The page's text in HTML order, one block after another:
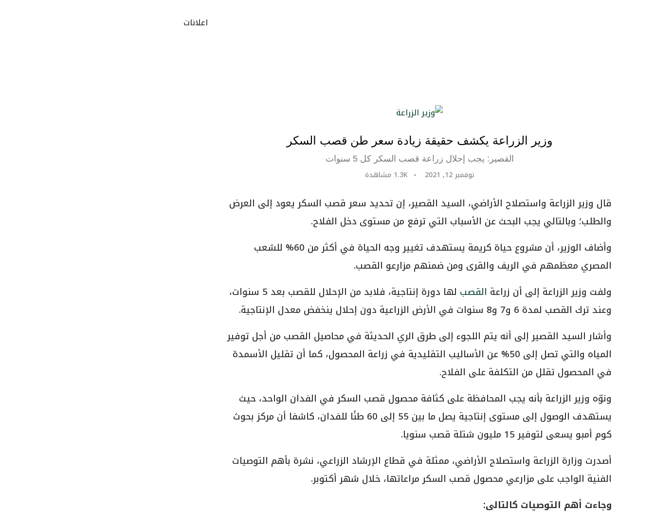
وزير الزراعة يكشف حقيقة زيادة سعر طن قصب السكر
القصير: يجب إحلال زراعة قصب السكر كل 5 سنوات
نوفمبر 12, 2021 1.3K مشاهدة
قال وزير الزراعة واستصلاح الأراضي، السيد القصير، إن تحديد سعر قصب السكر يعود إلى العرض
والطلب؛ وبالتالي يجب البحث عن الأسباب التي ترفع من مستوى دخل الفلاح.
وأضاف الوزير، أن مشروع حياة كريمة يستهدف تغيير وجه الحياة في أكثر من 60% للشعب
المصري معظمهم في الريف والقرى ومن ضمنهم مزارعو القصب.
ولفت وزير الزراعة إلى أن زراعة القصب
لها دورة إنتاجية، فلابد من الإحلال للقصب بعد 5 سنوات،
وعند ترك القصب لمدة 6 و7 و8 سنوات في الأرض الزراعية دون إحلال ينخفض معدل الإنتاجية.
وأشار السيد القصير إلى أنه يتم اللجوء إلى طرق الري الحديثة في محاصيل القصب من أجل توفير
المياه والتي تصل إلى 50% عن الأساليب التقليدية في زراعة المحصول، كما أن تقليل الأسمدة
في المحصول تقلل من التكلفة على الفلاح.
ونوّه وزير الزراعة بأنه يجب المحافظة على كثافة محصول قصب السكر في الفدان الواحد، حيث
يستهدف الوصول إلى مستوى إنتاجية يصل ما بين 55 إلى 60 طنًا للفدان، كاشفا أن مركز بحوث
كوم أمبو يسعى لتوفير 15 مليون شتلة قصب سنويا.
أصدرت وزارة الزراعة واستصلاح الأراضي، ممثلة في قطاع الإرشاد الزراعي، نشرة بأهم التوصيات
الفنية الواجب على مزارعي محصول قصب السكر مراعاتها، خلال شهر أكتوبر.
وجاءت أهم التوصيات كالتالي:
اعلانات